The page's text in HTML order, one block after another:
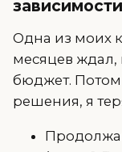
зависимости
Одна из моих
месяцев ждал,
бюджет. Потом
решения, я